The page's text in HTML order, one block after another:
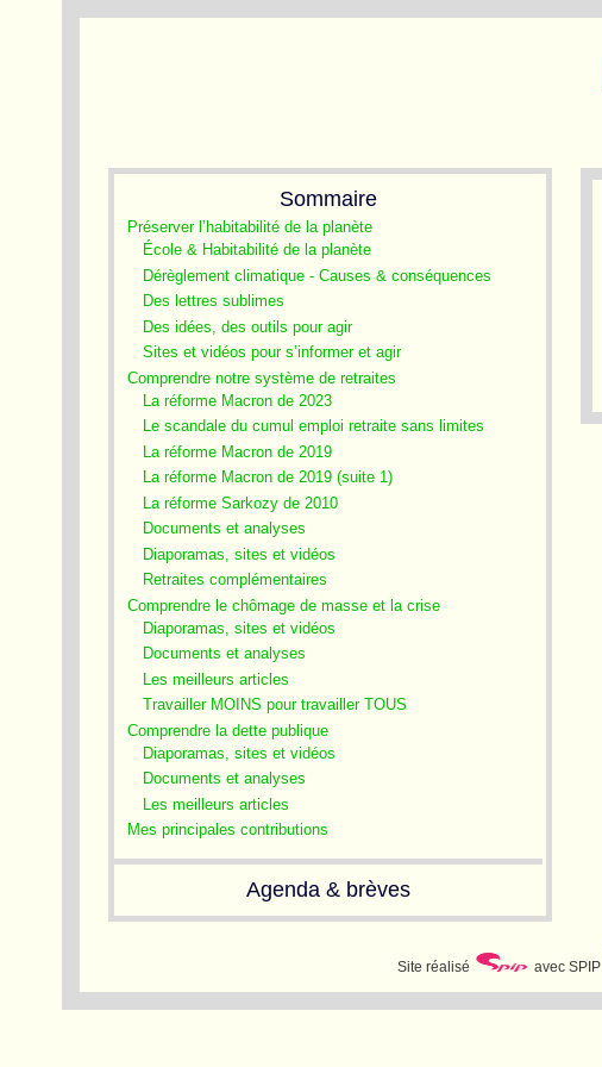
Sommaire
Préserver l’habitabilité de la planète
École & Habitabilité de la planète
Dérèglement climatique - Causes & conséquences
Des lettres sublimes
Des idées, des outils pour agir
Sites et vidéos pour s’informer et agir
Comprendre notre système de retraites
La réforme Macron de 2023
Le scandale du cumul emploi retraite sans limites
La réforme Macron de 2019
La réforme Macron de 2019 (suite 1)
La réforme Sarkozy de 2010
Documents et analyses
Diaporamas, sites et vidéos
Retraites complémentaires
Comprendre le chômage de masse et la crise
Diaporamas, sites et vidéos
Documents et analyses
Les meilleurs articles
Travailler MOINS pour travailler TOUS
Comprendre la dette publique
Diaporamas, sites et vidéos
Documents et analyses
Les meilleurs articles
Mes principales contributions
Agenda & brèves
Site réalisé avec SPIP